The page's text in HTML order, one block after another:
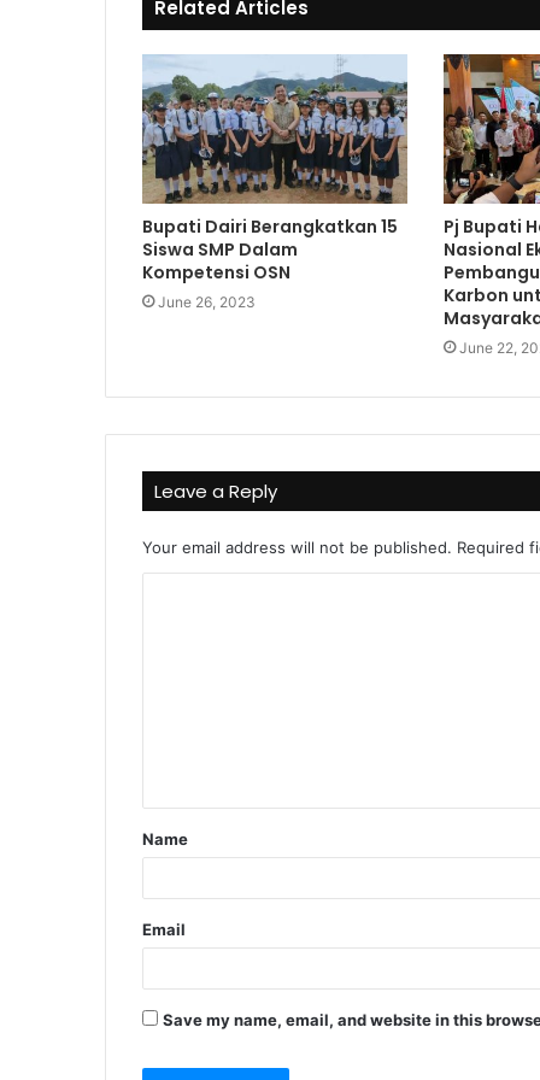
k
Related Articles
Bupati Dairi Berangkatkan 15
Siswa SMP Dalam
Kompetensi OSN
June 26, 2023
Pj Bupati
Nasional
Karbon
June 22,
Leave a Reply
Your email address will not be published. Required
t
*
Name
Email
Save my name, email, and website in this